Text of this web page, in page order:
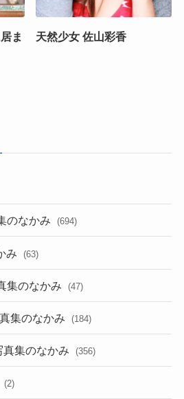
ま
天然少女 佐山彩香
のなかみ (694)
み (63)
集のなかみ (47)
集のなかみ (184)
集のなかみ (356)
(2)